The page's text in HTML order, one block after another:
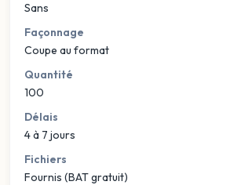
Sans
Façonnage
Coupe au format
Quantité
100
Délais
4 à 7 jours
Fichiers
Fournis (BAT gratuit)